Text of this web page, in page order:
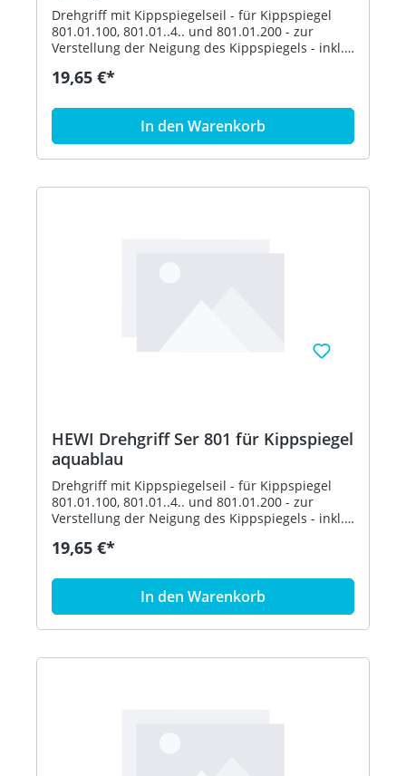
Drehgriff mit Kippspiegelseil - für Kippspiegel
801.01.100, 801.01..4.. und 801.01.200 - zur
Verstellung der Neigung des Kippspiegels - inkl.
Polyamid nach HEWI Farbtabelle - in HEWI Farbe
19,65 €*
In den Warenkorb
HEWI Drehgriff Ser 801 für Kippspiegel
aquablau
Drehgriff mit Kippspiegelseil - für Kippspiegel
801.01.100, 801.01..4.. und 801.01.200 - zur
Verstellung der Neigung des Kippspiegels - inkl.
Polyamid nach HEWI Farbtabelle - in HEWI Farbe
19,65 €*
In den Warenkorb